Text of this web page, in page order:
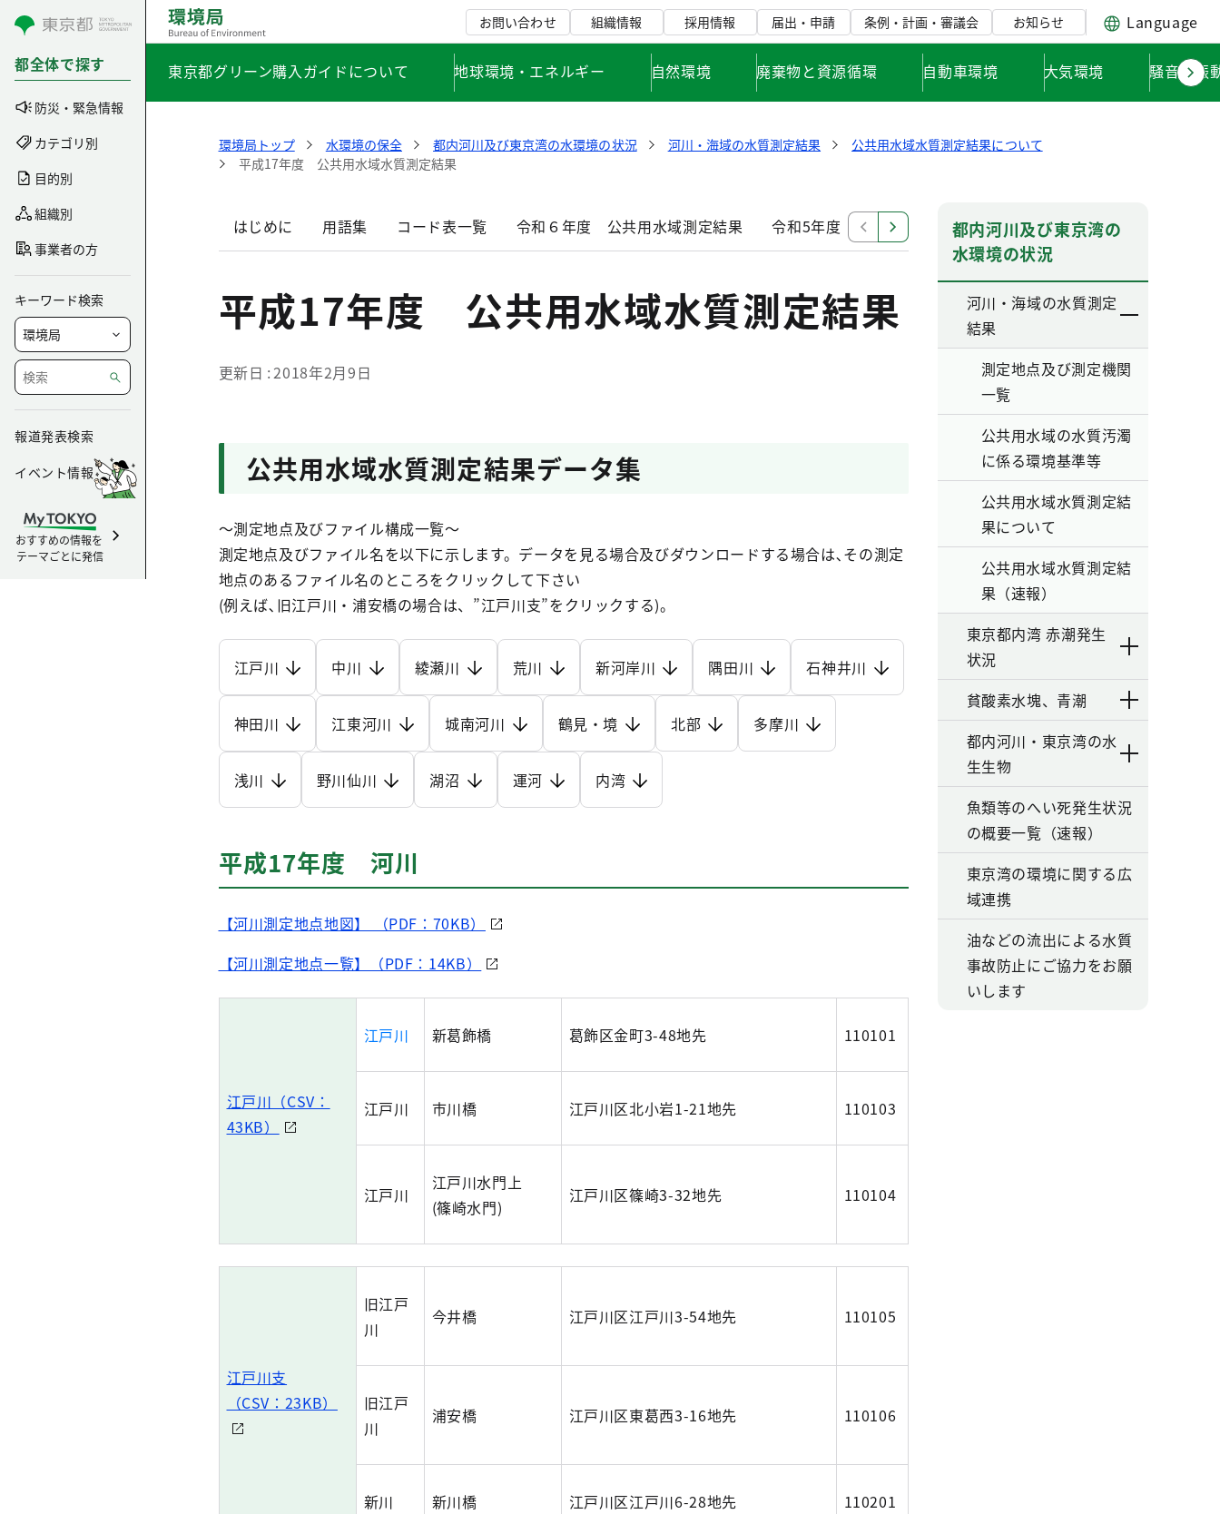
コンテンツにスキップ
都全体で探す
防災・緊急情報
カテゴリ別
目的別
組織別
事業者の方
キーワード検索
報道発表検索
イベント情報
おすすめの情報を
テーマごとに発信
お問い合わせ 組織情報 採用情報 届出・申請 条例・計画・審議会 お知らせ Language
東京都グリーン購入ガイドについて 地球環境・エネルギー 自然環境 廃棄物と資源循環 自動車環境 大気環境 騒音・振
環境局トップ 水環境の保全 都内河川及び東京湾の水環境の状況 河川・海域の水質測定結果
公共用水域水質測定結果について
平成17年度 公共用水域水質測定結果
はじめに 用語集 コード表一覧 令和６年度 公共用水域測定結果 令和5年度 公共用水域測定結果 令和4年度 公共用水域水質
平成17年度 公共用水域水質測定結果
更新日 2018年2月9日
公共用水域水質測定結果データ集
～測定地点及びファイル構成一覧～
測定地点及びファイル名を以下に示します。データを見る場合及びダウンロードする場合は､その測定
地点のあるファイル名のところをクリックして下さい
(例えば､旧江戸川・浦安橋の場合は、”江戸川支”をクリックする)。
江戸川 中川 綾瀬川 荒川 新河岸川 隅田川 石神井川
神田川 江東河川 城南河川 鶴見・境 北部 多摩川
浅川 野川仙川 湖沼 運河 内湾
平成17年度 河川
【河川測定地点地図】 （PDF：70KB）
【河川測定地点一覧】（PDF：14KB）
江戸川（CSV：
43KB）
江戸川 新葛飾橋 葛飾区金町3-48地先 110101
江戸川 市川橋 江戸川区北小岩1-21地先 110103
江戸川
江戸川水門上
(篠崎水門)
江戸川区篠崎3-32地先 110104
江戸川支
（CSV：23KB）
旧江戸
川
今井橋 江戸川区江戸川3-54地先 110105
旧江戸
川
浦安橋 江戸川区東葛西3-16地先 110106
新川 新川橋 江戸川区江戸川6-28地先 110201
都内河川及び東京湾の
水環境の状況
河川・海域の水質測定
結果
測定地点及び測定機関
一覧
公共用水域の水質汚濁
に係る環境基準等
公共用水域水質測定結
果について
公共用水域水質測定結
果（速報）
東京都内湾 赤潮発生
状況
貧酸素水塊、青潮
都内河川・東京湾の水
生生物
魚類等のへい死発生状況
の概要一覧（速報）
東京湾の環境に関する広
域連携
油などの流出による水質
事故防止にご協力をお願
いします